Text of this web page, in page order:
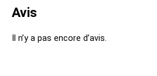
Avis
Il n’y a pas encore d’avis.